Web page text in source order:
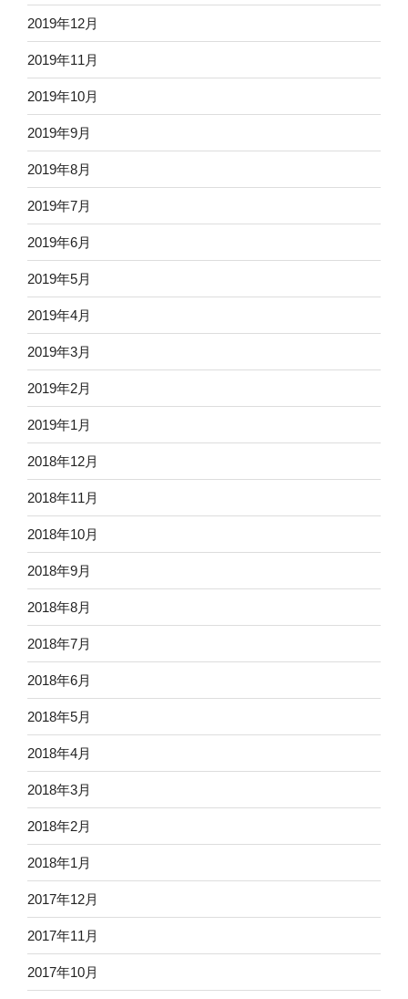
2019年12月
2019年11月
2019年10月
2019年9月
2019年8月
2019年7月
2019年6月
2019年5月
2019年4月
2019年3月
2019年2月
2019年1月
2018年12月
2018年11月
2018年10月
2018年9月
2018年8月
2018年7月
2018年6月
2018年5月
2018年4月
2018年3月
2018年2月
2018年1月
2017年12月
2017年11月
2017年10月